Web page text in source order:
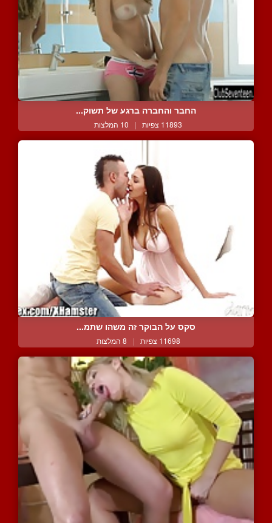
החבר והחברה ברגע של תשוק...
11893 צפיות | 10 המלצות
סקס על הבוקר זה משהו שתמ...
11698 צפיות | 8 המלצות